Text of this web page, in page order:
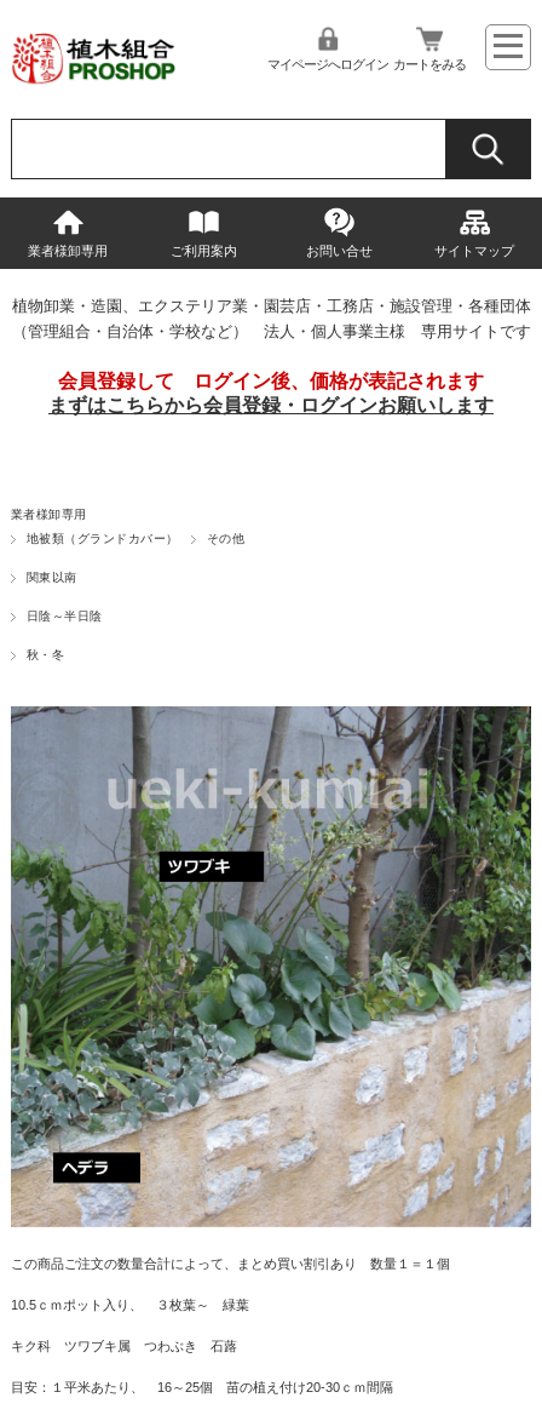
マイページへログイン カートをみる
業者様卸専用 ご利用案内 お問い合せ サイトマップ
植物卸業・造園、エクステリア業・園芸店・工務店・施設管理・各種団体
（管理組合・自治体・学校など） 法人・個人事業主様 専用サイトです
会員登録して ログイン後、価格が表記されます
まずはこちらから会員登録・ログインお願いします
業者様卸専用
地被類（グランドカバー）
その他
関東以南
日陰～半日陰
秋・冬
この商品ご注文の数量合計によって、まとめ買い割引あり 数量１＝１個
10.5ｃｍポット入り、 ３枚葉～ 緑葉
キク科 ツワブキ属 つわぶき 石蕗
目安：１平米あたり、 16～25個 苗の植え付け20-30ｃｍ間隔